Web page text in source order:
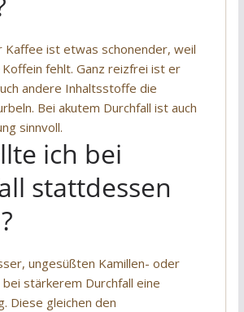
Kaffee ist etwas schonender, weil
fehlt. Ganz reizfrei ist er
andere Inhaltsstoffe die
Bei akutem Durchfall ist auch
sinnvoll.
ich bei
stattdessen
ungesüßten Kamillen- oder
stärkerem Durchfall eine
Diese gleichen den